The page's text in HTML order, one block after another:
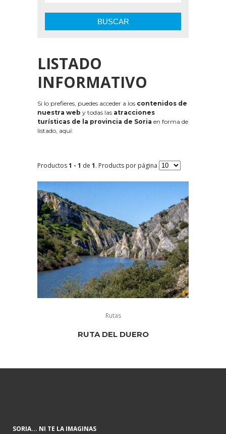
BUSCAR
LISTADO
INFORMATIVO
Si lo prefieres, puedes acceder a los contenidos de
nuestra web y todas las atracciones
turísticas de la provincia de Soria en forma de
listado, aquí:
Productos1 - 1 de 1. Products por página
Rutas
RUTA DEL DUERO
SORIA... NI TE LA IMAGINAS